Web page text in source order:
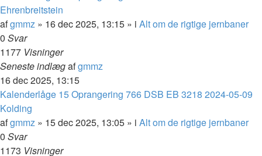
Ehrenbreitstein
afgmmz » 16 dec 2025, 13:15 » i Alt om de rigtige jernbaner
0 Svar
1177 Visninger
Seneste indlægafgmmz
16 dec 2025, 13:15
Kalenderlåge 15 Oprangering 766 DSB EB 3218 2024-05-09
Kolding
afgmmz » 15 dec 2025, 13:05 » i Alt om de rigtige jernbaner
0 Svar
1173 Visninger